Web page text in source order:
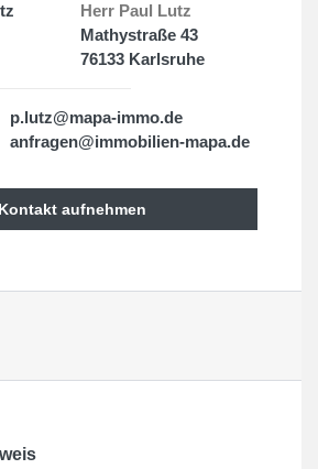
Herr Paul Lutz
Mathystraße 43
76133 Karlsruhe
p.lutz@mapa-immo.de
anfragen@immobilien-mapa.de
Kontakt aufnehmen